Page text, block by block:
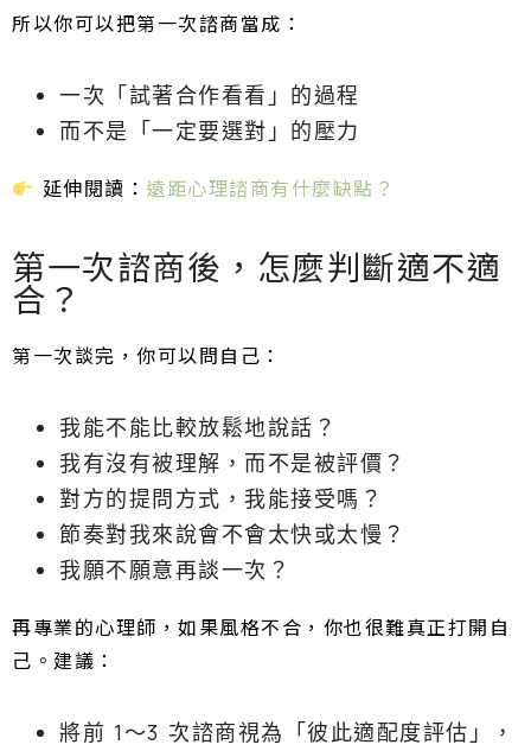
所以你可以把第一次諮商當成：
一次「試著合作看看」的過程
而不是「一定要選對」的壓力
延伸閱讀： 遠距心理諮商有什麼缺點？
第一次諮商後，怎麼判斷適不適
合？
第一次談完，你可以問自己：
我能不能比較放鬆地說話？
我有沒有被理解，而不是被評價？
對方的提問方式，我能接受嗎？
節奏對我來說會不會太快或太慢？
我願不願意再談一次？
再專業的心理師，如果風格不合，你也很難真正打開自
己。建議：
將前 1～3 次諮商視為「彼此適配度評估」，